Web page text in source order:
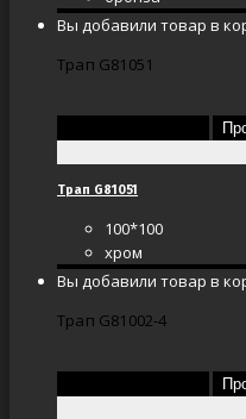
Вы добавили товар в
Трап G81051
Трап G81051
100*100
хром
Вы добавили товар в
Трап G81002-4